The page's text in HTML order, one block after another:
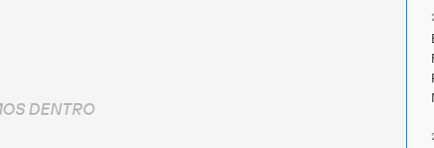
DENTRO